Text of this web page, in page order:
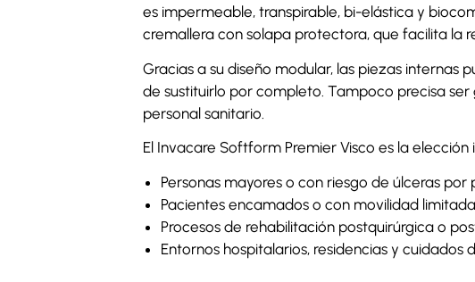
es impermeable, transpirable, bi-elástica y
cremallera con solapa protectora, que facilita la
Gracias a su diseño modular, las piezas
de sustituirlo por completo. Tampoco precisa
personal sanitario.
El Invacare Softform Premier Visco es la elección
Personas mayores o con riesgo de úlceras por
Pacientes encamados o con movilidad
Procesos de rehabilitación postquirúrgica o
Entornos hospitalarios, residencias y cuidados